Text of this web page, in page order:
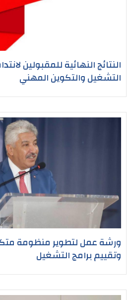
النتائج النهائية للمقبولين
التشغيل والتكوين المهني
ورشة عمل لتطوير منظومة
وتقييم برامج التشغيل